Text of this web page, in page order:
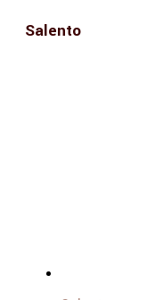
Salento